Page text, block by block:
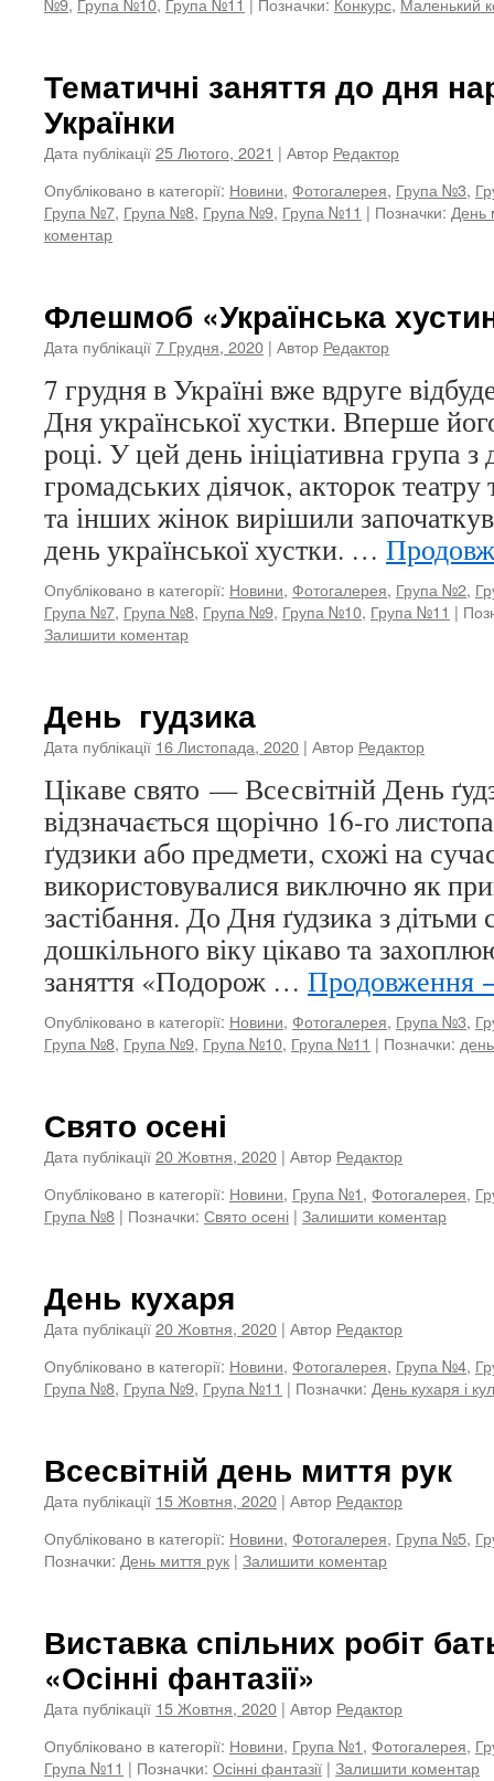
Тематичні заняття до дня
Українки
Дата публікації25 Лютого, 2021 | Автор Редактор
Опубліковано в категорії: Новини, Фотогалерея, Група №3,
Група №7, Група №8, Група №9, Група №11 | Позначки: День
коментар
Флешмоб «Українська
Дата публікації7 Грудня, 2020 | Автор Редактор
7 грудня в Україні вже вдруге
Дня української хустки. Вперше
році. У цей день ініціативна група з
громадських діячок, акторок театру
та інших жінок вирішили
день української хустки. …
Опубліковано в категорії: Новини, Фотогалерея, Група №2,
Група №7, Група №8, Група №9, Група №10, Група №11 |
Залишити коментар
День гудзика
Дата публікації 16 Листопада, 2020 | Автор Редактор
Цікаве свято — Всесвітній День
відзначається щорічно 16‑го
ґудзики або предмети, схожі на
використовувалися виключно як
застібання. До Дня ґудзика з дітьми
дошкільного віку цікаво та
заняття «Подорож … Продовження
Опубліковано в категорії: Новини, Фотогалерея, Група №3,
Група №8, Група №9, Група №10, Група №11 | Позначки:
Свято осені
Дата публікації20 Жовтня, 2020 | Автор Редактор
Опубліковано в категорії: Новини, Група №1, Фотогалерея,
Група №8 | Позначки: Свято осені | Залишити коментар
День кухаря
Дата публікації20 Жовтня, 2020 | Автор Редактор
Опубліковано в категорії: Новини, Фотогалерея, Група №4,
Група №8, Група №9, Група №11 | Позначки: День кухаря і
Всесвітній день миття рук
Дата публікації 15 Жовтня, 2020 | Автор Редактор
Опубліковано в категорії: Новини, Фотогалерея, Група №5,
Позначки: День миття рук | Залишити коментар
Виставка спільних робіт
«Осінні фантазії»
Дата публікації 15 Жовтня, 2020 | Автор Редактор
Опубліковано в категорії: Новини, Група №1, Фотогалерея,
Група №11 | Позначки: Осінні фантазії | Залишити коментар